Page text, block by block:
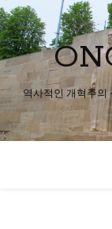
역사적인 개혁주의